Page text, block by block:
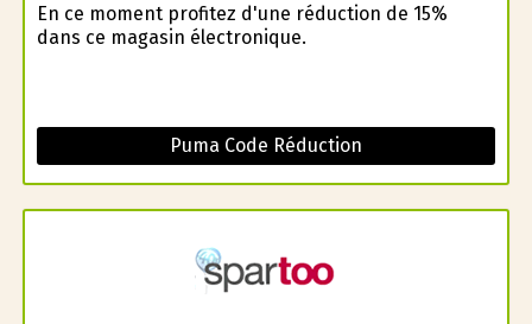
En ce moment profitez d'une réduction de 15%
dans ce magasin électronique.
Puma Code Réduction